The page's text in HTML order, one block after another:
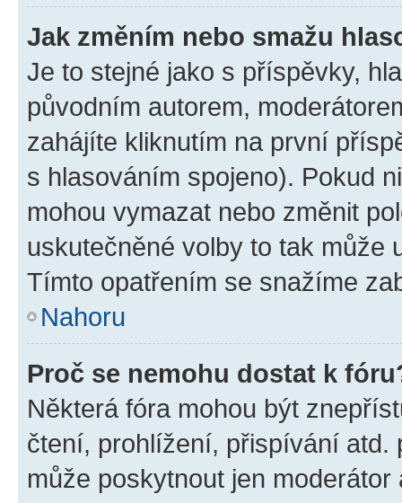
Jak změním nebo smažu
Je to stejné jako s příspěvky,
původním autorem,
zahájíte kliknutím na první
s hlasováním spojeno). Pokud
mohou vymazat nebo změnit
uskutečněné volby to tak může
Tímto opatřením se snažíme
Nahoru
Proč se nemohu dostat k
Některá fóra mohou být
čtení, prohlížení, přispívání atd.
může poskytnout jen